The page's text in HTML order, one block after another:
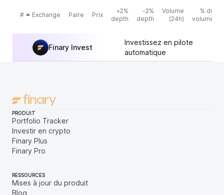
# Exchange Paire Prix
+2%
depth
-2%
depth
Volume
(24h)
% du
volume
Finary Invest
Investissez en pilote
automatique
PRODUIT
Portfolio Tracker
Investir en crypto
Finary Plus
Finary Pro
RESSOURCES
Mises à jour du produit
Blog